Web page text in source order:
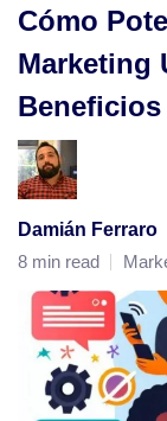
Cómo
Marketing
Beneficios
Damián Ferraro
8 min read